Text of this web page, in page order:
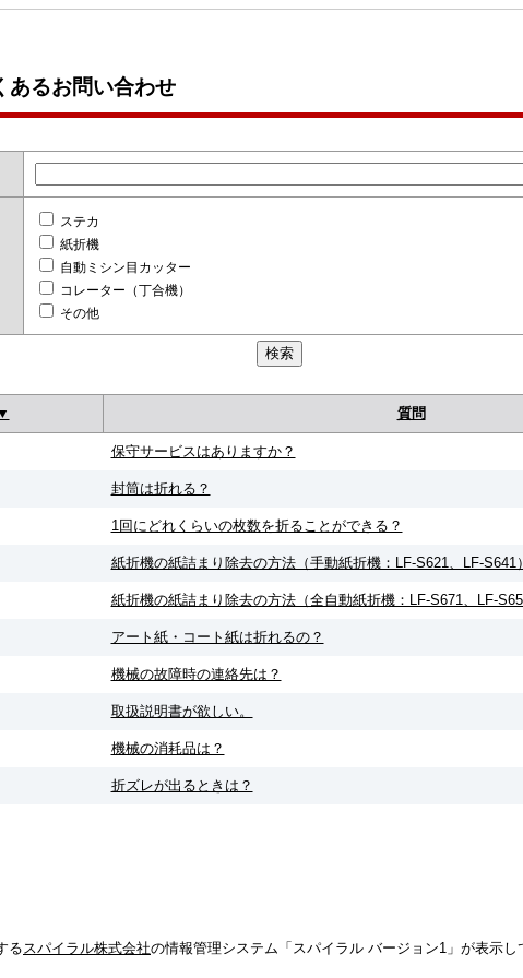
あるお問い合わせ
ステカ
紙折機
自動ミシン目カッター
コレーター（丁合機）
その他
質問
保守サービスはありますか？
封筒は折れる？
1回にどれくらいの枚数を折ることができる？
紙折機の紙詰まり除去の方法（手動紙折機：LF-S621、LF-S641）
紙折機の紙詰まり除去の方法（全自動紙折機：LF-S671、LF-
アート紙・コート紙は折れるの？
機械の故障時の連絡先は？
取扱説明書が欲しい。
機械の消耗品は？
折ズレが出るときは？
るスパイラル株式会社の情報管理システム「スパイラル バージョン1」が表示し